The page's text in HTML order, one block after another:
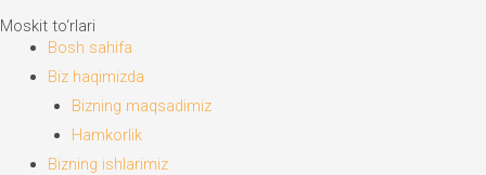
Moskit to‘rlari
Bosh sahifa
Biz haqimizda
Bizning maqsadimiz
Hamkorlik
Bizning ishlarimiz